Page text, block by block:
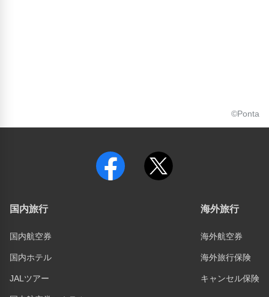
©Ponta
国内旅行
国内航空券
国内ホテル
JALツアー
海外旅行
海外航空券
海外旅行保険
キャンセル保険